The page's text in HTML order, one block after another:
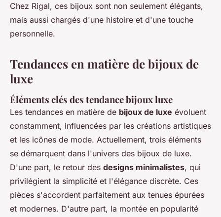
Chez Rigal, ces bijoux sont non seulement élégants,
mais aussi chargés d'une histoire et d'une touche
personnelle.
Tendances en matière de bijoux de
luxe
Éléments clés des tendance bijoux luxe
Les tendances en matière de bijoux de luxe évoluent
constamment, influencées par les créations artistiques
et les icônes de mode. Actuellement, trois éléments
se démarquent dans l'univers des bijoux de luxe.
D'une part, le retour des designs minimalistes, qui
privilégient la simplicité et l'élégance discrète. Ces
pièces s'accordent parfaitement aux tenues épurées
et modernes. D'autre part, la montée en popularité